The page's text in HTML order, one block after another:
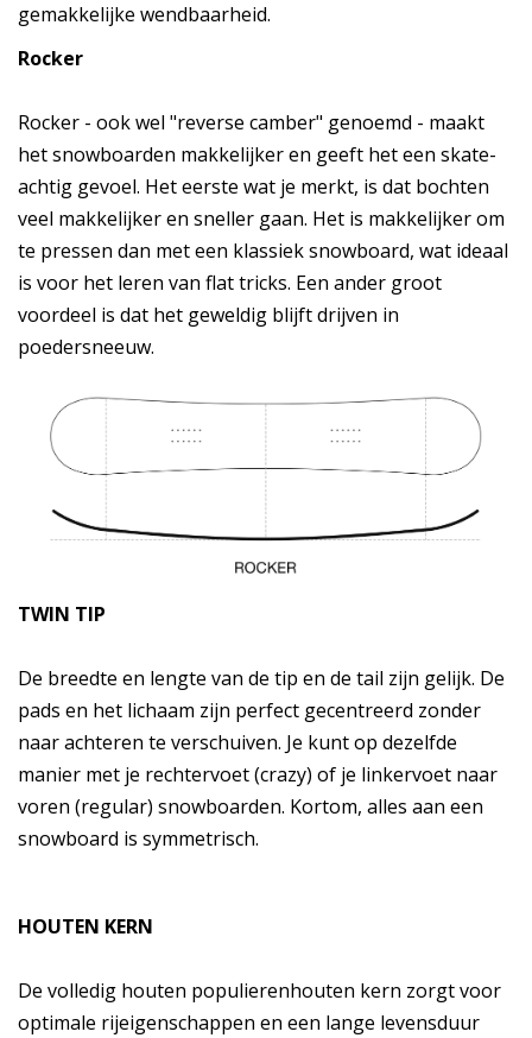
gemakkelijke wendbaarheid.
Rocker
Rocker - ook wel "reverse camber" genoemd - maakt
het snowboarden makkelijker en geeft het een skate-
achtig gevoel. Het eerste wat je merkt, is dat bochten
veel makkelijker en sneller gaan. Het is makkelijker om
te pressen dan met een klassiek snowboard, wat ideaal
is voor het leren van flat tricks. Een ander groot
voordeel is dat het geweldig blijft drijven in
poedersneeuw.
TWIN TIP
De breedte en lengte van de tip en de tail zijn gelijk. De
pads en het lichaam zijn perfect gecentreerd zonder
naar achteren te verschuiven. Je kunt op dezelfde
manier met je rechtervoet (crazy) of je linkervoet naar
voren (regular) snowboarden. Kortom, alles aan een
snowboard is symmetrisch.
HOUTEN KERN
De volledig houten populierenhouten kern zorgt voor
optimale rijeigenschappen en een lange levensduur